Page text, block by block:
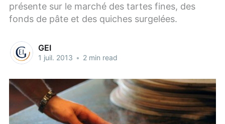
présente sur le marché des tartes fines, des
fonds de pâte et des quiches surgelées.
GEI
1 juil. 2013 • 2 min read